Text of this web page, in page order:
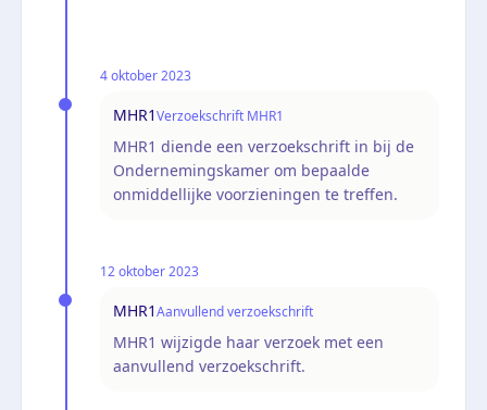
4 oktober 2023
MHR1Verzoekschrift MHR1
MHR1 diende een verzoekschrift in bij de
Ondernemingskamer om bepaalde
onmiddellijke voorzieningen te treffen.
12 oktober 2023
MHR1Aanvullend verzoekschrift
MHR1 wijzigde haar verzoek met een
aanvullend verzoekschrift.